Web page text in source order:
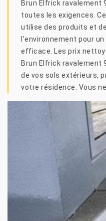
Brun Elfrick ravalement
toutes les exigences.
utilise des produits et
l'environnement pour
efficace. Les prix
Brun Elfrick ravalement
de vos sols extérieurs,
votre résidence. Vous